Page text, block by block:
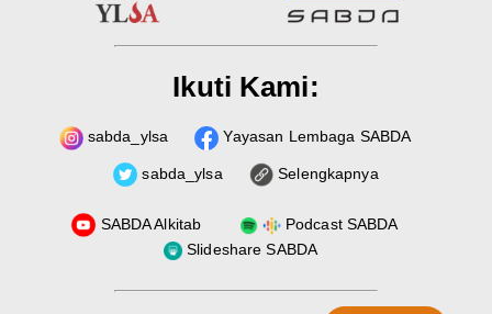
Ikuti Kami:
sabda_ylsa Yayasan Lembaga SABDA
sabda_ylsa Selengkapnya
SABDA Alkitab
Podcast SABDA
Slideshare SABDA